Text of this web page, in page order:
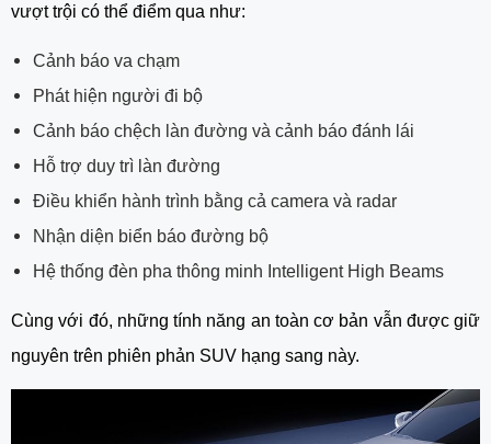
vượt trội có thể điểm qua như:
Cảnh báo va chạm
Phát hiện người đi bộ
Cảnh báo chệch làn đường và cảnh báo đánh lái
Hỗ trợ duy trì làn đường
Điều khiển hành trình bằng cả camera và radar
Nhận diện biển báo đường bộ
Hệ thống đèn pha thông minh Intelligent High Beams
Cùng với đó, những tính năng an toàn cơ bản vẫn được giữ
nguyên trên phiên phản SUV hạng sang này.